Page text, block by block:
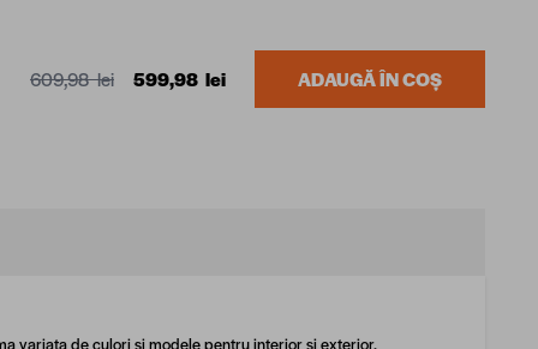
609,98 lei 599,98 lei ADAUGĂ ÎN COȘ
variata de culori si modele pentru interior si exterior.